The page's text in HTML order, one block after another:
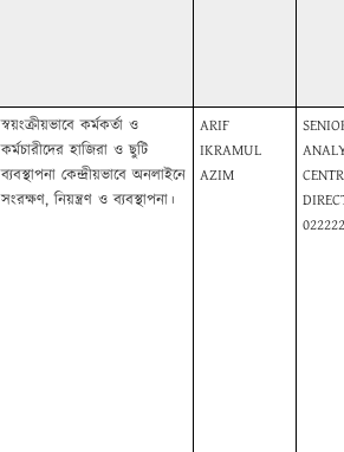
স্বয়ংক্রীয়ভাবে কর্মকর্তা ও
কর্মচারীদের হাজিরা ও ছুটি
ব্যবস্থাপনা কেন্দ্রীয়ভাবে অনলাইনে
সংরক্ষণ, নিয়ন্ত্রণ ও ব্যবস্থাপনা।
ARIF
IKRAMUL
AZIM